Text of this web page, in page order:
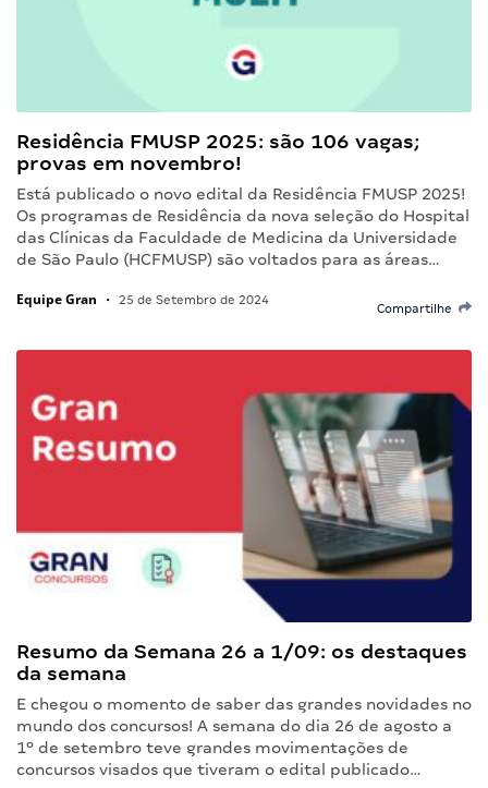
Residência FMUSP 2025: são 106 vagas;
provas em novembro!
Está publicado o novo edital da Residência FMUSP 2025!
Os programas de Residência da nova seleção do Hospital
das Clínicas da Faculdade de Medicina da Universidade
de São Paulo (HCFMUSP) são voltados para as áreas…
Equipe Gran • 25 de Setembro de 2024
Compartilhe
Resumo da Semana 26 a 1/09: os destaques
da semana
E chegou o momento de saber das grandes novidades no
mundo dos concursos! A semana do dia 26 de agosto a
1º de setembro teve grandes movimentações de
concursos visados que tiveram o edital publicado…